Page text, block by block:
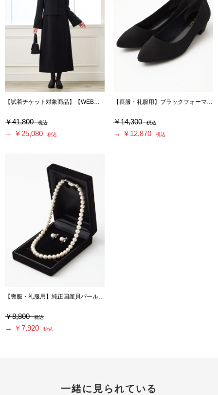
￥41,800 税込
→ ￥25,080 税込
￥14,300 税込
→ ￥12,870 税込
【喪服・礼服用】純正国産貝パールネックレスセット
￥8,800 税込
→ ￥7,920 税込
一緒に見られている